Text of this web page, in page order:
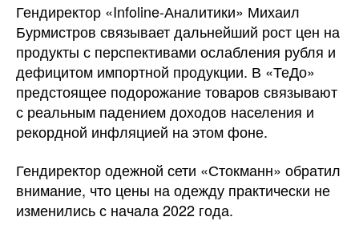
Гендиректор «Infoline-Аналитики» Михаил
Бурмистров связывает дальнейший рост цен на
продукты с перспективами ослабления рубля и
дефицитом импортной продукции. В «ТеДо»
предстоящее подорожание товаров связывают
с реальным падением доходов населения и
рекордной инфляцией на этом фоне.
Гендиректор одежной сети «Стокманн» обратил
внимание, что цены на одежду практически не
изменились с начала 2022 года.